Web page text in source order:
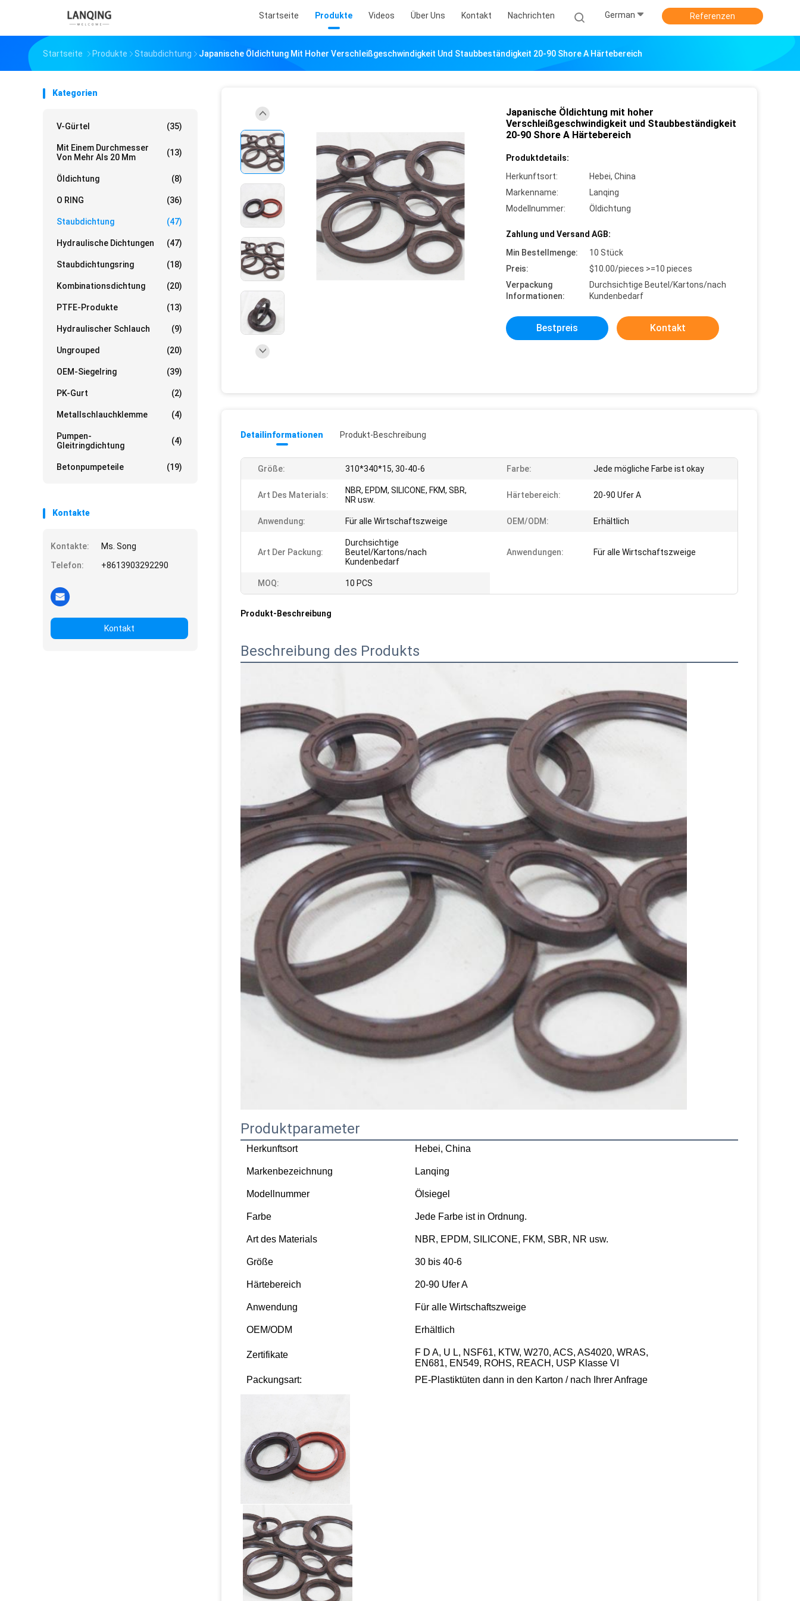
Startseite Produkte Videos Über Uns Kontakt Nachrichten German Referenzen
Startseite Produkte Staubdichtung Japanische Öldichtung Mit Hoher Verschleißgeschwindigkeit Und Staubbeständigkeit 20-90 Shore A Härtebereich
Kategorien
V-Gürtel (35)
Mit Einem Durchmesser
Von Mehr Als 20 Mm
(13)
Öldichtung (8)
O RING (36)
Staubdichtung (47)
Hydraulische Dichtungen (47)
Staubdichtungsring (18)
Kombinationsdichtung (20)
PTFE-Produkte (13)
Hydraulischer Schlauch (9)
Ungrouped (20)
OEM-Siegelring (39)
PK-Gurt (2)
Metallschlauchklemme (4)
Pumpen-
Gleitringdichtung
(4)
Betonpumpeteile (19)
Kontakte
Kontakte:
Ms. Song
Telefon:
+8613903292290
Kontakt
Japanische Öldichtung mit hoher
Verschleißgeschwindigkeit und Staubbeständigkeit
20-90 Shore A Härtebereich
Produktdetails:
Herkunftsort:
Hebei, China
Markenname:
Lanqing
Modellnummer:
Öldichtung
Zahlung und Versand AGB:
Min Bestellmenge:
10 Stück
Preis:
$10.00/pieces >=10 pieces
Verpackung
Informationen:
Durchsichtige Beutel/Kartons/nach
Kundenbedarf
Bestpreis Kontakt
Detailinformationen Produkt-Beschreibung
Größe: 310*340*15, 30-40-6 Farbe: Jede mögliche Farbe ist okay
Art Des Materials:
NBR, EPDM, SILICONE, FKM, SBR,
NR usw.
Härtebereich: 20-90 Ufer A
Anwendung: Für alle Wirtschaftszweige OEM/ODM: Erhältlich
Art Der Packung:
Durchsichtige
Beutel/Kartons/nach
Kundenbedarf
Anwendungen: Für alle Wirtschaftszweige
MOQ: 10 PCS
Produkt-Beschreibung
Beschreibung des Produkts
Produktparameter
Herkunftsort Hebei, China
Markenbezeichnung Lanqing
Modellnummer Ölsiegel
Farbe Jede Farbe ist in Ordnung.
Art des Materials NBR, EPDM, SILICONE, FKM, SBR, NR usw.
Größe 30 bis 40-6
Härtebereich 20-90 Ufer A
Anwendung Für alle Wirtschaftszweige
OEM/ODM Erhältlich
Zertifikate
F D A, U L, NSF61, KTW, W270, ACS, AS4020, WRAS,
EN681, EN549, ROHS, REACH, USP Klasse VI
Packungsart:
PE-Plastiktüten dann in den Karton / nach Ihrer Anfrage